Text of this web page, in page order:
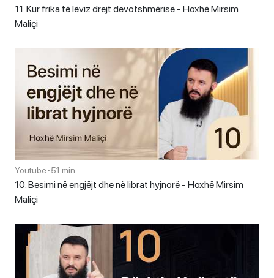
11. Kur frika të lëviz drejt devotshmërisë - Hoxhë Mirsim
Maliçi
Youtube•51 min
10. Besimi në engjëjt dhe në librat hyjnorë - Hoxhë Mirsim
Maliçi